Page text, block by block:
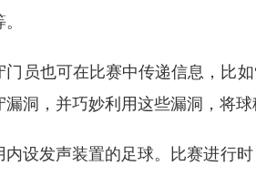
门员也可在比赛中传递信息，比
漏洞，并巧妙利用这些漏洞，将
内设发声装置的足球。比赛进行